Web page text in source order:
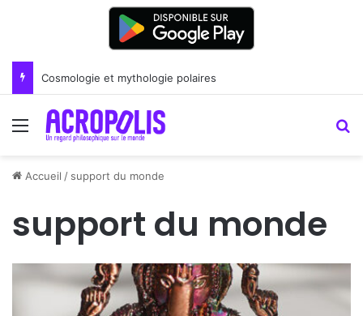
Cosmologie et mythologie polaires
Menu
Accueil / support du monde
support du monde